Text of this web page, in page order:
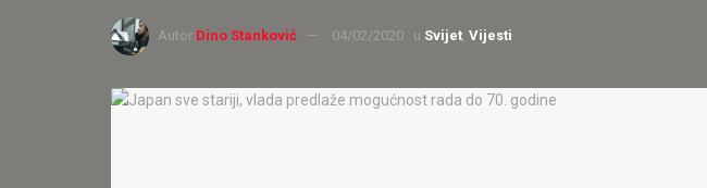
Autor Dino Stanković 04/02/2020 u Svijet Vijesti